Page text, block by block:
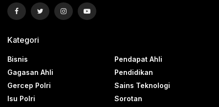
Kategori
Bisnis
Gagasan Ahli
Gercep Polri
Isu Polri
Pendapat Ahli
Pendidikan
Sains Teknologi
Sorotan